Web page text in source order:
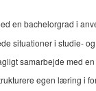
en bachelorgrad i
situationer i studie-
samarbejde med
egen læring i